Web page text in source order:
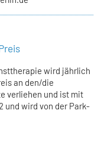
wird jährlich
an den/die
verliehen und ist mit
und wird von der Park-